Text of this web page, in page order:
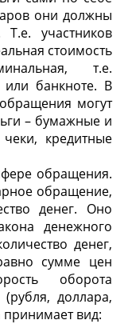
они должны
участников
стоимость
т.е.
банкноте. В
могут
– бумажные и
кредитные
обращения.
обращение,
денег. Оно
денежного
денег,
сумме цен
оборота
доллара,
принимает вид: